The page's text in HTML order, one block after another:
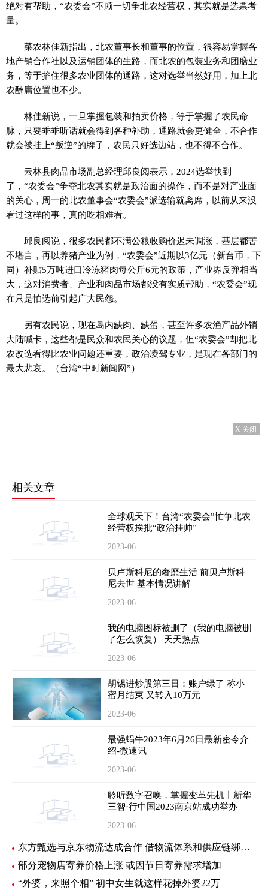
绝对有帮助，“农委会”不顾一切争北农经营权，其实就是选票考
量。
菜农林佳新指出，北农董事长和董事的位置，很容易掌握各
地产销合作社以及运销团体的生路，而北农的包装业务和团膳业
务，等于掐住很多农业团体的通路，这对选举当然好用，加上北
农酬庸位置也不少。
林佳新说，一旦掌握包装和拍卖价格，等于掌握了农民命
脉，只要乖乖听话就会得到各种补助，通路就会更健全，不合作
就会被挂上“叛逆”的牌子，农民只好选边站，也不得不合作。
云林县肉品市场副总经理邱良阅表示，2024选举快到
了，“农委会”争夺北农其实就是政治面的操作，而不是对产业面
的关心，周一的北农董事会“农委会”派选输就离席，以前从来没
看过这样的事，真的吃相难看。
邱良阅说，很多农民都不满公粮收购价迟未调涨，基层都苦
不堪言，再以养猪产业为例，“农委会”近期以3亿元（新台币，下
同）补贴5万吨进口冷冻猪肉每公斤6元的政策，产业界反弹相当
大，这对消费者、产业和肉品市场都没有实质帮助，“农委会”现
在只是怕选前引起广大民怨。
另有农民说，现在岛内缺肉、缺蛋，甚至许多农渔产品外销
大陆喊卡，这些都是民众和农民关心的议题，但“农委会”却把北
农改选看得比农业问题还重要，政治凌驾专业，是现在各部门的
最大悲哀。（台湾“中时新闻网”）
X 关闭
相关文章
全球观天下！台湾“农委会”忙争北农
经营权挨批“政治挂帅”
2023-06
贝卢斯科尼的奢靡生活 前贝卢斯科
尼去世 基本情况讲解
2023-06
我的电脑图标被删了（我的电脑被删
了怎么恢复） 天天热点
2023-06
胡锡进炒股第三日：账户绿了 称小
蜜月结束 又转入10万元
2023-06
最强蜗牛2023年6月26日最新密令介
绍-微速讯
2023-06
聆听数字召唤，掌握变革先机丨新华
三智·行中国2023南京站成功举办
2023-06
东方甄选与京东物流达成合作 借物流体系和供应链绑定新样板
部分宠物店寄养价格上涨 或因节日寄养需求增加
“外婆，来照个相” 初中女生就这样花掉外婆22万